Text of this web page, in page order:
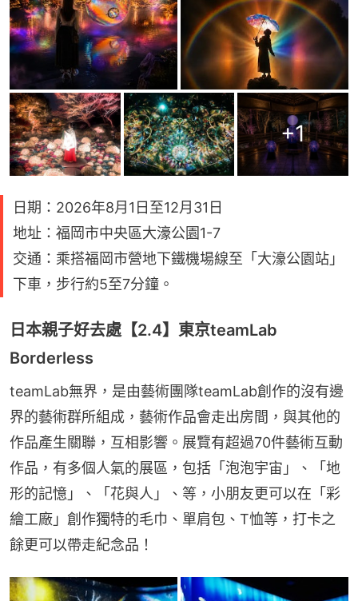
+1
日期：2026年8月1日至12月31日
地址：福岡市中央區大濠公園1-7
交通：乘搭福岡市營地下鐵機場線至「大濠公園站」
下車，步行約5至7分鐘。
日本親子好去處【2.4】東京teamLab
Borderless
teamLab無界，是由藝術團隊teamLab創作的沒有邊
界的藝術群所組成，藝術作品會走出房間，與其他的
作品產生關聯，互相影響。展覽有超過70件藝術互動
作品，有多個人氣的展區，包括「泡泡宇宙」、「地
形的記憶」、「花與人」、等，小朋友更可以在「彩
繪工廠」創作獨特的毛巾、單肩包、T恤等，打卡之
餘更可以帶走紀念品！